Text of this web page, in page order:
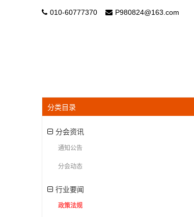
010-60777370 P980824@163.com
分类目录
分会资讯
通知公告
分会动态
行业要闻
政策法规